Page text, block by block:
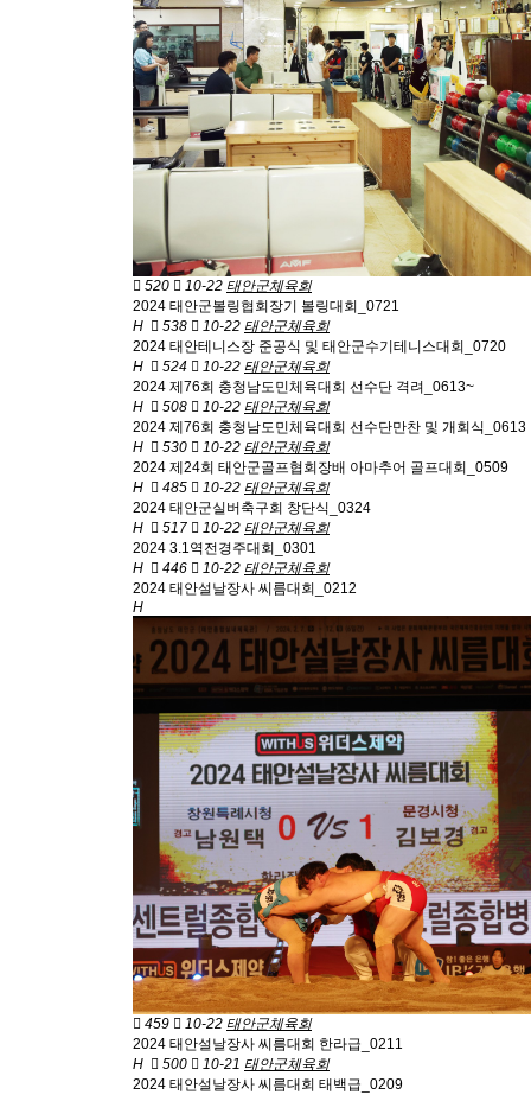
520 10-22 태안군체육회
2024 태안군볼링협회장기 볼링대회_0721
H
538 10-22 태안군체육회
2024 태안테니스장 준공식 및 태안군수기테니스대회_0720
H
524 10-22 태안군체육회
2024 제76회 충청남도민체육대회 선수단 격려_0613~
H
508 10-22 태안군체육회
2024 제76회 충청남도민체육대회 선수단만찬 및 개회식_0613
H
530 10-22 태안군체육회
2024 제24회 태안군골프협회장배 아마추어 골프대회_0509
H
485 10-22 태안군체육회
2024 태안군실버축구회 창단식_0324
H
517 10-22 태안군체육회
2024 3.1역전경주대회_0301
H
446 10-22 태안군체육회
2024 태안설날장사 씨름대회_0212
H
459 10-22 태안군체육회
2024 태안설날장사 씨름대회 한라급_0211
H
500 10-21 태안군체육회
2024 태안설날장사 씨름대회 태백급_0209